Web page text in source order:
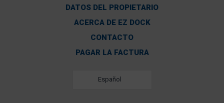
DATOS DEL PROPIETARIO
ACERCA DE EZ DOCK
CONTACTO
PAGAR LA FACTURA
Español